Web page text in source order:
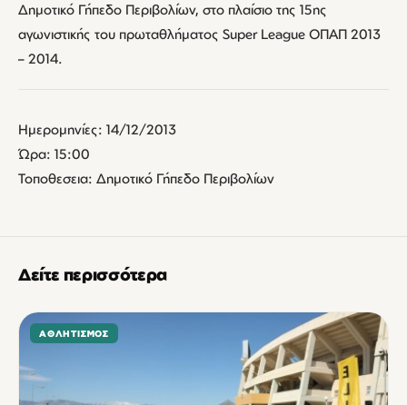
Δημοτικό Γήπεδο Περιβολίων, στο πλαίσιο της 15ης
αγωνιστικής του πρωταθλήματος Super League ΟΠΑΠ 2013
– 2014.
Ημερομηνίες: 14/12/2013
Ώρα: 15:00
Τοποθεσεια: Δημοτικό Γήπεδο Περιβολίων
Δείτε περισσότερα
ΑΘΛΗΤΙΣΜΌΣ